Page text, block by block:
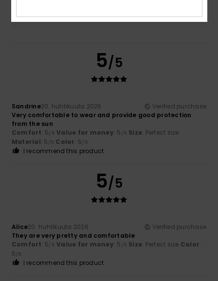
5/5
Sandrine20. huhtikuuta 2026
Verified purchase
Very comfortable to wear and provide good protection
from the sun
Comfort: 5/5 Value for money: 5 /5 Size: Perfect size
Material: 5 /5 Color: 5/5
I recommend this product
5/5
Alice20. huhtikuuta 2026
Verified purchase
They are very pretty and comfortable
Comfort: 5/5 Value for money: 5 /5 Size: Perfect size Color:
5/5
I recommend this product